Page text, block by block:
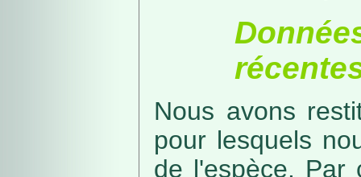
Nous avons
pour lesquels
de l'espèce. Par